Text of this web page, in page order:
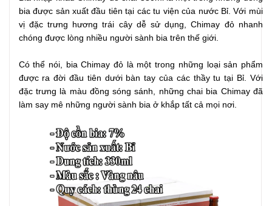
bia được sản xuất đầu tiên tại các tu viện của nước Bỉ. Với mùi
vị đặc trưng hương trái cây dễ sử dụng, Chimay đỏ nhanh
chóng được lòng nhiều người sành bia trên thế giới.
Có thể nói, bia Chimay đỏ là một trong những loại sản phẩm
được ra đời đầu tiên dưới bàn tay của các thầy tu tại Bỉ. Với
đặc trưng là màu đồng sóng sánh, những chai bia Chimay đã
làm say mê những người sành bia ở khắp tất cả mọi nơi.